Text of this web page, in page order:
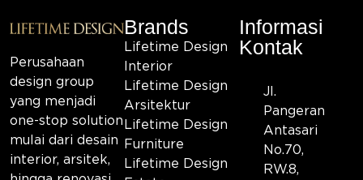
Perusahaan
design group
yang menjadi
one-stop solution
mulai dari desain
interior, arsitek,
Brands
Lifetime Design
Interior
Lifetime Design
Arsitektur
Lifetime Design
Furniture
Lifetime Design
Informasi
Kontak
Jl.
Pangeran
Antasari
No.70,
RW.8,